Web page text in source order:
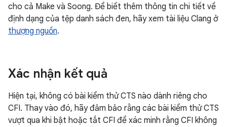
cho cả Make và Soong. Để biết thêm thông tin chi tiết về
định dạng của tệp danh sách đen, hãy xem tài liệu Clang ở
thượng nguồn.
Xác nhận kết quả
Hiện tại, không có bài kiểm thử CTS nào dành riêng cho
CFI. Thay vào đó, hãy đảm bảo rằng các bài kiểm thử CTS
vượt qua khi bật hoặc tắt CFI để xác minh rằng CFI không